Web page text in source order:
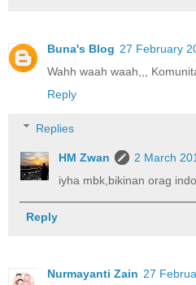
Buna's Blog 27 February
Wahh waah waah,,,
Reply
Replies
HM Zwan
2 March
iyha mbk,bikinan orag
Reply
Nurmayanti Zain 27